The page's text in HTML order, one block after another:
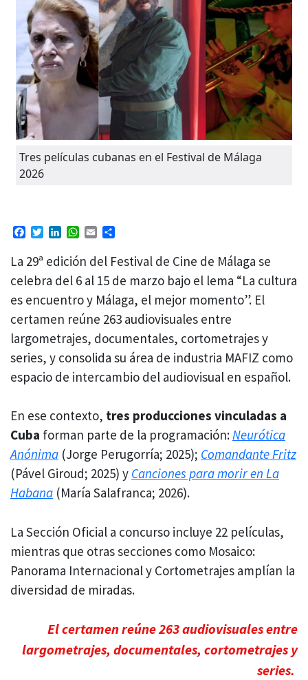
Tres películas cubanas en el Festival de Málaga
2026
Facebook
TwitterLinkedIn
WhatsApp
Email
La 29ª edición del Festival de Cine de Málaga se
celebra del 6 al 15 de marzo bajo el lema “La cultura
es encuentro y Málaga, el mejor momento”. El
certamen reúne 263 audiovisuales entre
largometrajes, documentales, cortometrajes y
series, y consolida su área de industria MAFIZ como
espacio de intercambio del audiovisual en español.
En ese contexto, tres producciones vinculadas a
Cuba forman parte de la programación:Neurótica
Anónima (Jorge Perugorría; 2025); Comandante Fritz
(Pável Giroud; 2025) y Canciones para morir en La
Habana (María Salafranca; 2026).
La Sección Oficial a concurso incluye 22 películas,
mientras que otras secciones como Mosaico:
Panorama Internacional y Cortometrajes amplían la
diversidad de miradas.
El certamen reúne 263 audiovisuales entre
largometrajes, documentales, cortometrajes y
series.